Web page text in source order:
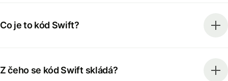
Co je to kód Swift?
Z čeho se kód Swift skládá?